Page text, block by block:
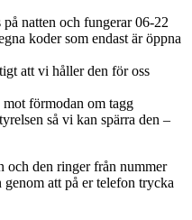
natten och fungerar 06-22
koder som endast är öppna
att vi håller den för oss
mot förmodan om tagg
så vi kan spärra den –
och den ringer från nummer
att på er telefon trycka